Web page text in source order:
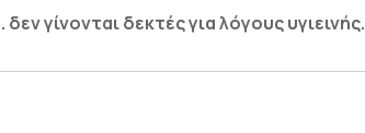
γίνονται δεκτές για λόγους υγιεινής.